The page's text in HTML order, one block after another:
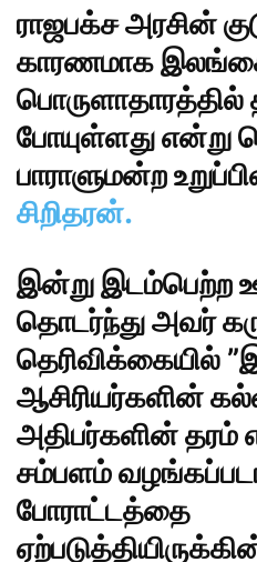
ராஜபக்ச அரசின்
காரணமாக இலங்கை
பொருளாதாரத்தில்
போயுள்ளது என்று
பாராளுமன்ற
சிறிதரன்.
இன்று இடம்பெற்ற
தொடர்ந்து அவர்
தெரிவிக்கையில்
ஆசிரியர்களின்
அதிபர்களின் தரம்
சம்பளம்
போராட்டத்தை